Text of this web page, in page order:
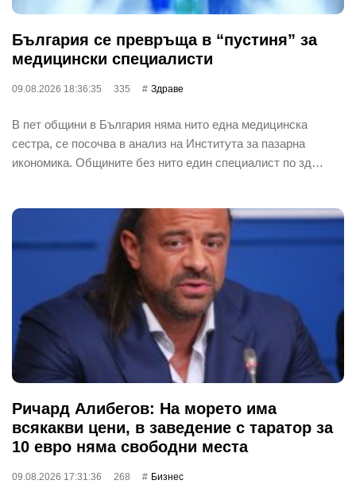
България се превръща в “пустиня” за
медицински специалисти
09.08.2026 18:36:35 335 Здраве
В пет общини в България няма нито една медицинска
сестра, се посочва в анализ на Института за пазарна
икономика. Общините без нито един специалист по зд…
Ричард Алибегов: На морето има
всякакви цени, в заведение с таратор за
10 евро няма свободни места
09.08.2026 17:31:36 268 Бизнес